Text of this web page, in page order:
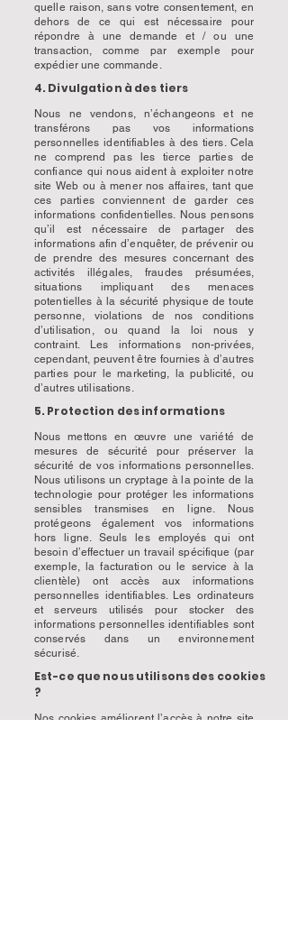
quelle raison, sans votre consentement, en
dehors de ce qui est nécessaire pour
répondre à une demande et / ou une
transaction, comme par exemple pour
expédier une commande.
4. Divulgation à des tiers
Nous ne vendons, n’échangeons et ne
transférons pas vos informations
personnelles identifiables à des tiers. Cela
ne comprend pas les tierce parties de
confiance qui nous aident à exploiter notre
site Web ou à mener nos affaires, tant que
ces parties conviennent de garder ces
informations confidentielles. Nous pensons
qu’il est nécessaire de partager des
informations afin d’enquêter, de prévenir ou
de prendre des mesures concernant des
activités illégales, fraudes présumées,
situations impliquant des menaces
potentielles à la sécurité physique de toute
personne, violations de nos conditions
d’utilisation, ou quand la loi nous y
contraint. Les informations non-privées,
cependant, peuvent être fournies à d’autres
parties pour le marketing, la publicité, ou
d’autres utilisations.
5. Protection des informations
Nous mettons en œuvre une variété de
mesures de sécurité pour préserver la
sécurité de vos informations personnelles.
Nous utilisons un cryptage à la pointe de la
technologie pour protéger les informations
sensibles transmises en ligne. Nous
protégeons également vos informations
hors ligne. Seuls les employés qui ont
besoin d’effectuer un travail spécifique (par
exemple, la facturation ou le service à la
clientèle) ont accès aux informations
personnelles identifiables. Les ordinateurs
et serveurs utilisés pour stocker des
informations personnelles identifiables sont
conservés dans un environnement
sécurisé.
Est-ce que nous utilisons des cookies
?
Nos cookies améliorent l’accès à notre site